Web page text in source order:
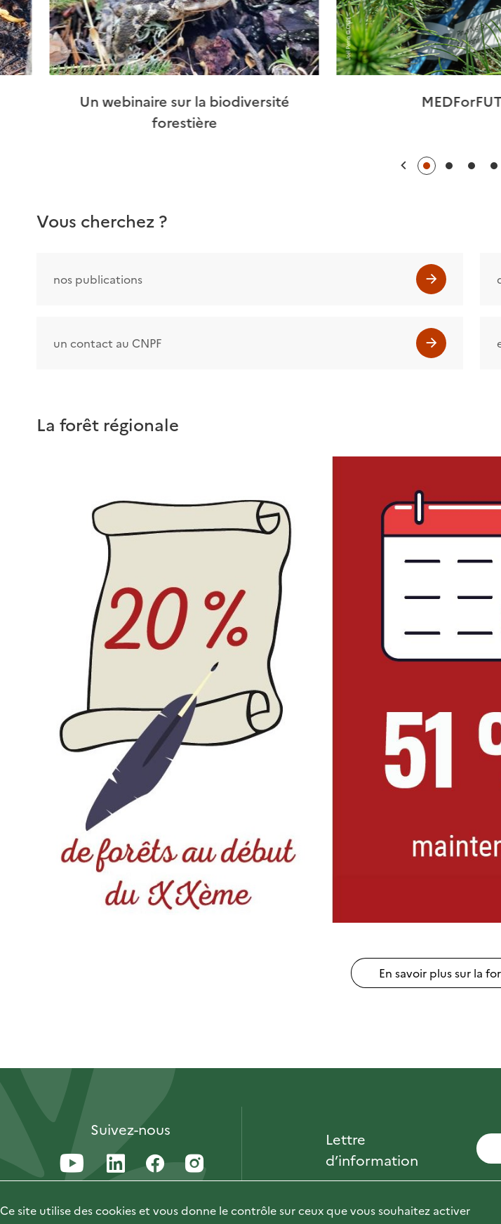
Un webinaire sur la biodiversité
forestière
Vous cherchez ?
nos publications
un contact au CNPF
La forêt régionale
En savoir plus sur la
Suivez-nous
Lettre
d’information
Ce site utilise des cookies et vous donne le contrôle sur ceux que vous souhaitez activer